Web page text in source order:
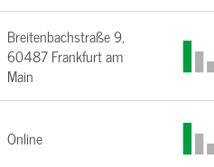
Breitenbachstraße 9,
60487 Frankfurt am
Main
Online